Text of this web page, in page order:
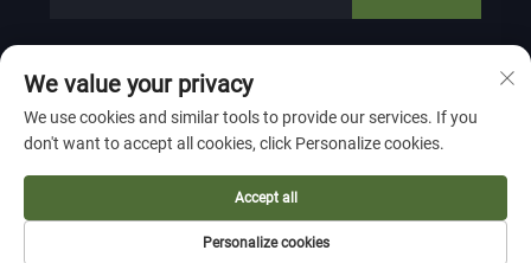
Copyright © 2024 by ZHEJIANG WEIYU VENTILATION
ELECTROMECHANICAL CO.,LTD
Privacy Policy
Torna su
We value your privacy
We use cookies and similar tools to provide our services. If you
don't want to accept all cookies, click Personalize cookies.
Personalize cookies
Accept all